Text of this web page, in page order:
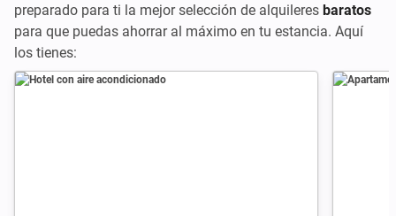
preparado para ti la mejor selección de alquileres baratos
para que puedas ahorrar al máximo en tu estancia. Aquí
los tienes: